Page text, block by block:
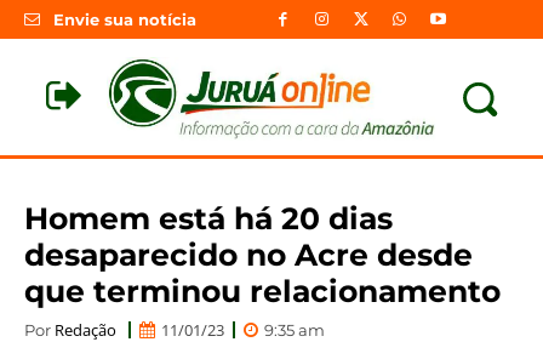
Envie sua notícia
Homem está há 20 dias
desaparecido no Acre desde
que terminou relacionamento
Por Redação 11/01/23 9:35 am